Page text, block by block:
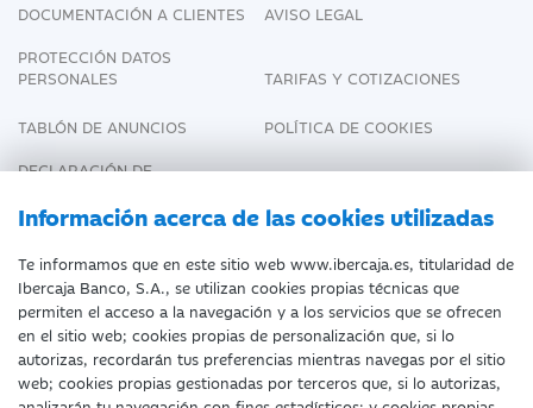
Información acerca de las cookies utilizadas
Te informamos que en este sitio web www.ibercaja.es, titularidad de
Ibercaja Banco, S.A., se utilizan cookies propias técnicas que
permiten el acceso a la navegación y a los servicios que se ofrecen
en el sitio web; cookies propias de personalización que, si lo
autorizas, recordarán tus preferencias mientras navegas por el sitio
web; cookies propias gestionadas por terceros que, si lo autorizas,
DOCUMENTACIÓN A CLIENTES
AVISO LEGAL
PROTECCIÓN DATOS
PERSONALES
TARIFAS Y COTIZACIONES
TABLÓN DE ANUNCIOS
POLÍTICA DE COOKIES
DECLARACIÓN DE
Fecha de Edición: 07/08/2026
©Ibercaja Banco, S.A. - IBERCAJA - NIF. A-
99319030 R.M. de Zaragoza (T.3865. F.1.